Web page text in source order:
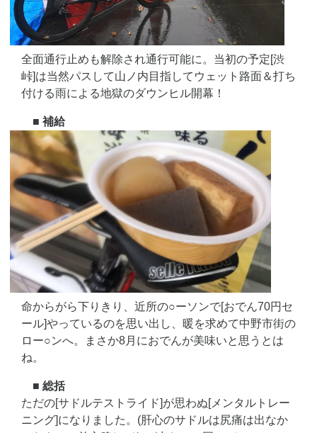
全面通行止めも解除され通行可能に。当初の予定[渋
峠]は当然パスして山ノ内目指してウェット路面＆打ち
付ける雨による地獄のダウンヒル開幕！
■ 補給
命からがら下りきり、近所の○ーソンで[おでん70円セ
ール]やっているのを思い出し、暖を求めて中野市街の
ロー○ンへ。まさか8月におでんが美味いと思うとは
ね。
■ 総括
ただの[サドルテストライド]が思わぬ[メンタルトレー
ニング]になりました。(肝心のサドルは尻痛は出なか